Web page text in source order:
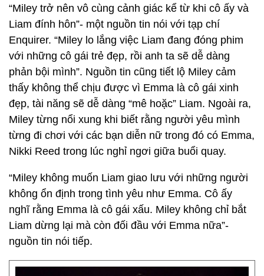
“Miley trở nên vô cùng cảnh giác kể từ khi cô ấy và
Liam đính hôn”- một nguồn tin nói với tạp chí
Enquirer. “Miley lo lắng việc Liam đang đóng phim
với những cô gái trẻ đẹp, rồi anh ta sẽ dễ dàng
phản bội mình”. Nguồn tin cũng tiết lộ Miley cảm
thấy không thể chịu được vì Emma là cô gái xinh
đẹp, tài năng sẽ dễ dàng “mê hoặc” Liam. Ngoài ra,
Miley từng nổi xung khi biết rằng người yêu mình
từng đi chơi với các bạn diễn nữ trong đó có Emma,
Nikki Reed trong lúc nghỉ ngơi giữa buổi quay.
“Miley không muốn Liam giao lưu với những người
không ổn định trong tình yêu như Emma. Cô ấy
nghĩ rằng Emma là cô gái xấu. Miley không chỉ bắt
Liam dừng lại mà còn đối đầu với Emma nữa”-
nguồn tin nói tiếp.